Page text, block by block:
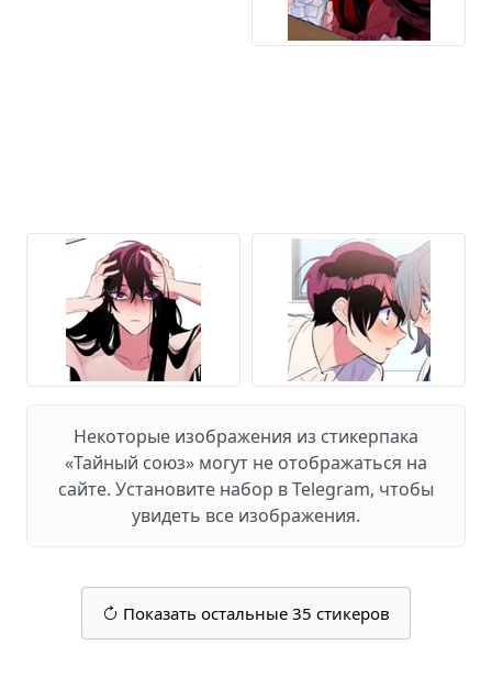
Некоторые изображения из стикерпака
«Тайный союз» могут не отображаться на
сайте. Установите набор в Telegram, чтобы
увидеть все изображения.
Показать остальные 35 стикеров